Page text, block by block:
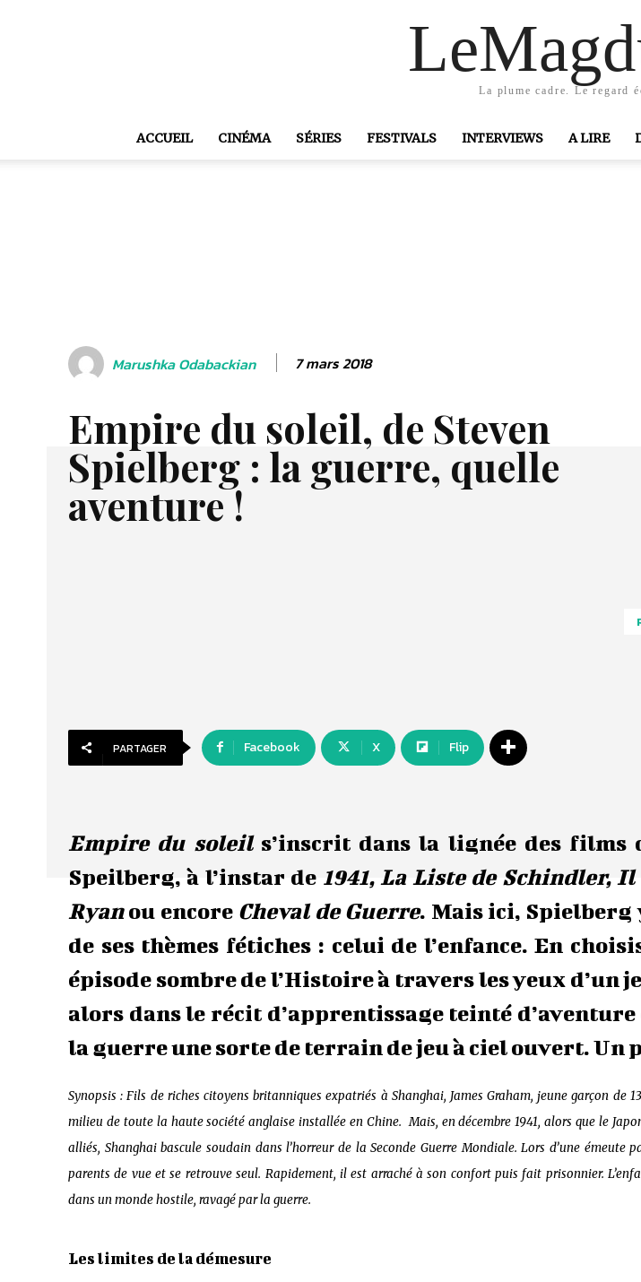
La plume cadre. Le regard
ACCUEIL CINÉMA SÉRIES FESTIVALS INTERVIEWS A LIRE
Marushka Odabackian 7 mars 2018
Empire du soleil, de Steven
Spielberg : la guerre, quelle
aventure !
PARTAGER Facebook X Flip
Empire du soleils’inscrit dans la lignée des films
Speilberg, à l’instar de 1941, La Liste de Schindler,
Ryanou encoreCheval de Guerre. Mais ici,
de ses thèmes fétiches : celui de l’enfance. En
épisode sombre de l’Histoire à travers les yeux d’un
alors dans le récit d’apprentissage teinté
la guerre une sorte de terrain de jeu à ciel ouvert. Un
Synopsis : Fils de riches citoyens britanniques expatriés à Shanghai, James Graham, jeune garçon de
milieu de toute la haute société anglaise installée en Chine. Mais, en décembre 1941, alors que le
alliés, Shanghai bascule soudain dans l’horreur de la Seconde Guerre Mondiale. Lors d’une émeute
parents de vue et se retrouve seul. Rapidement, il est arraché à son confort puis fait prisonnier.
dans un monde hostile, ravagé par la guerre.
Les limites de la démesure